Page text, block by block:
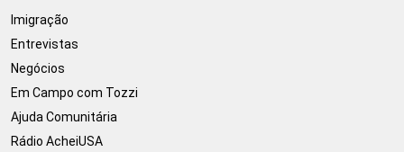
Imigração
Entrevistas
Negócios
Em Campo com Tozzi
Ajuda Comunitária
Rádio AcheiUSA